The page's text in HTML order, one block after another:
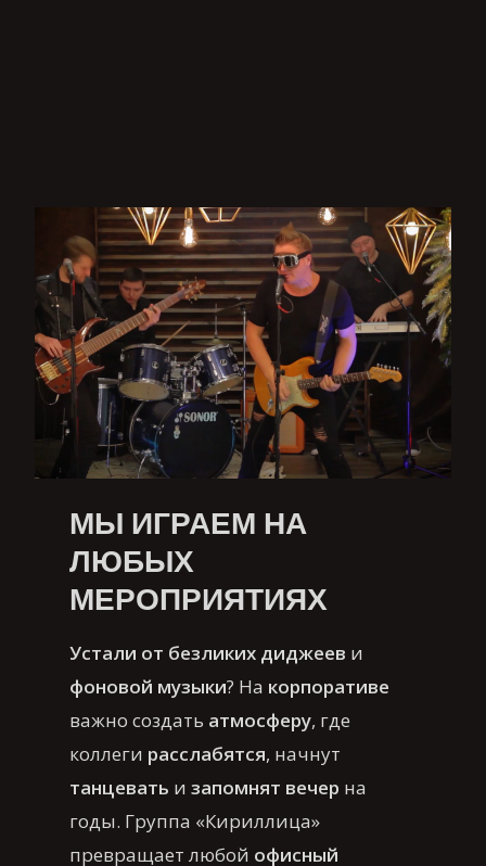
МЫ ИГРАЕМ НА
ЛЮБЫХ
МЕРОПРИЯТИЯХ
Устали от безликих диджеев и
фоновой музыки? На корпоративе
важно создать атмосферу, где
коллеги расслабятся, начнут
танцевать и запомнят вечер на
годы. Группа «Кириллица»
превращает любой офисный